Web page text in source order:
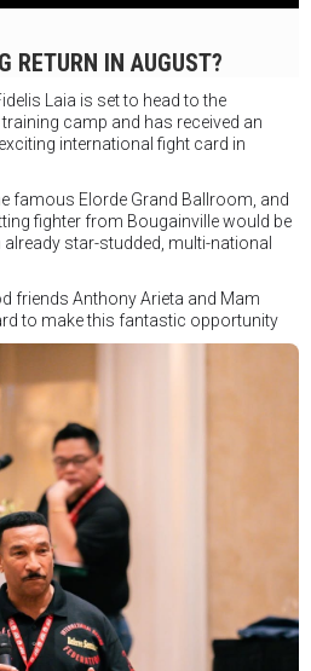
RETURN IN AUGUST?
Laia is set to head to the
camp and has received an
international fight card in
famous Elorde Grand Ballroom, and
fighter from Bougainville would be
star-studded, multi-national
friends Anthony Arieta and Mam
to make this fantastic opportunity
news to share very soon!